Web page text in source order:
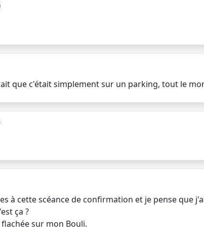
que c'était simplement sur un parking, tout le
à cette scéance de confirmation et je pense que
ça ?
sur mon Bouli.